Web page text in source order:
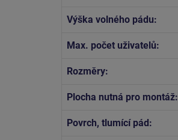
Výška volného pádu:
Max. počet uživatelů:
Rozměry:
Plocha nutná pro montáž:
Povrch, tlumící pád: